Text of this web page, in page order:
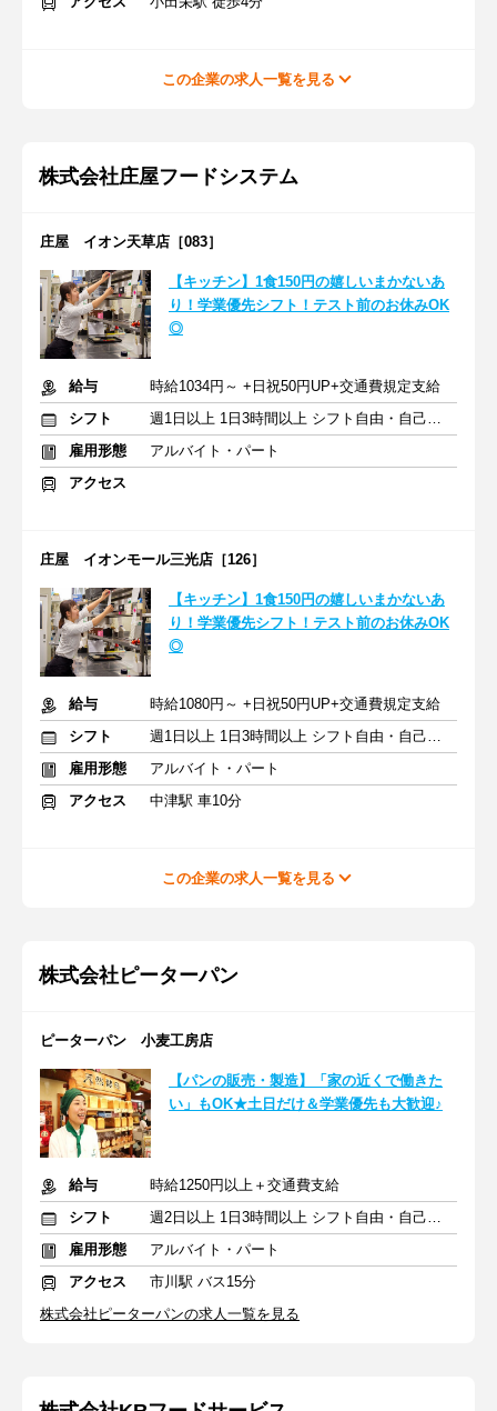
この企業の求人一覧を見る
株式会社庄屋フードシステム
庄屋 イオン天草店［083］
【キッチン】1食150円の嬉しいまかないあ
り！学業優先シフト！テスト前のお休みOK
◎
給与
時給1034円～ +日祝50円UP+交通費規定支給
シフト
週1日以上 1日3時間以上 シフト自由・自己申告
雇用形態
アルバイト・パート
アクセス
庄屋 イオンモール三光店［126］
【キッチン】1食150円の嬉しいまかないあ
り！学業優先シフト！テスト前のお休みOK
◎
給与
時給1080円～ +日祝50円UP+交通費規定支給
シフト
週1日以上 1日3時間以上 シフト自由・自己申告
雇用形態
アルバイト・パート
アクセス
中津駅 車10分
この企業の求人一覧を見る
株式会社ピーターパン
ピーターパン 小麦工房店
【パンの販売・製造】「家の近くで働きた
い」もOK★土日だけ＆学業優先も大歓迎♪
給与
時給1250円以上＋交通費支給
シフト
週2日以上 1日3時間以上 シフト自由・自己申告
雇用形態
アルバイト・パート
アクセス
市川駅 バス15分
株式会社ピーターパンの求人一覧を見る